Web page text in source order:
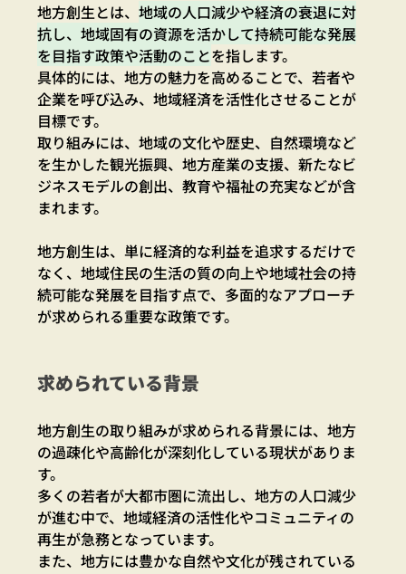
地方創生とは、地域の人口減少や経済の衰退に対
抗し、地域固有の資源を活かして持続可能な発展
を目指す政策や活動のことを指します。
具体的には、地方の魅力を高めることで、若者や
企業を呼び込み、地域経済を活性化させることが
目標です。
取り組みには、地域の文化や歴史、自然環境など
を生かした観光振興、地方産業の支援、新たなビ
ジネスモデルの創出、教育や福祉の充実などが含
まれます。
地方創生は、単に経済的な利益を追求するだけで
なく、地域住民の生活の質の向上や地域社会の持
続可能な発展を目指す点で、多面的なアプローチ
が求められる重要な政策です。
求められている背景
地方創生の取り組みが求められる背景には、地方
の過疎化や高齢化が深刻化している現状がありま
す。
多くの若者が大都市圏に流出し、地方の人口減少
が進む中で、地域経済の活性化やコミュニティの
再生が急務となっています。
また、地方には豊かな自然や文化が残されている